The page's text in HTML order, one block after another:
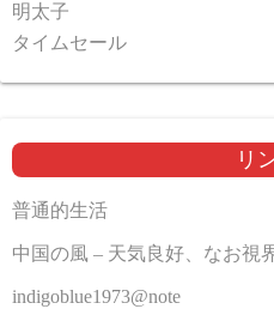
明太子
タイムセール
リ
普通的生活
中国の風 – 天気良好、なお視
indigoblue1973@note